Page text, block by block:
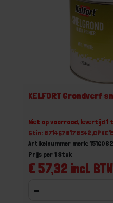
KELFORT Grondverf
Niet op voorraad, levertijd 1
Gtin:
Artikelnummer merk: 1516082
€ 57,32 incl. BTW
Prijs per 1 Stuk
-